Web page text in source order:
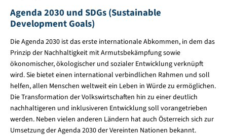
Agenda 2030 und SDGs (Sustainable
Development Goals)
Die Agenda 2030 ist das erste internationale Abkommen, in dem das
Prinzip der Nachhaltigkeit⁠ mit Armutsbekämpfung sowie
ökonomischer, ökologischer und sozialer Entwicklung verknüpft
wird. Sie bietet einen international verbindlichen Rahmen und soll
helfen, allen Menschen weltweit ein Leben in Würde zu ermöglichen.
Die Transformation der Volkswirtschaften hin zu einer deutlich
nachhaltigeren und inklusiveren Entwicklung soll vorangetrieben
werden. Neben vielen anderen Ländern hat auch Österreich sich zur
Umsetzung der Agenda 2030 der Vereinten Nationen bekannt.